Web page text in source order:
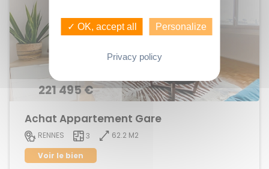
221 495 €
Achat Appartement Gare
RENNES 3
62.2 M2
Voir le bien
✓ OK, accept all Personalize
Privacy policy